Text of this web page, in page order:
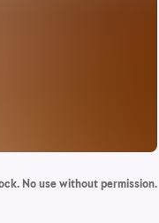
No use without permission.